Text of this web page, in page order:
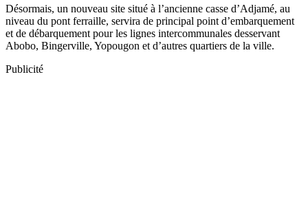
Désormais, un nouveau site situé à l’ancienne casse d’Adjamé, au
niveau du pont ferraille, servira de principal point d’embarquement
et de débarquement pour les lignes intercommunales desservant
Abobo, Bingerville, Yopougon et d’autres quartiers de la ville.
Publicité